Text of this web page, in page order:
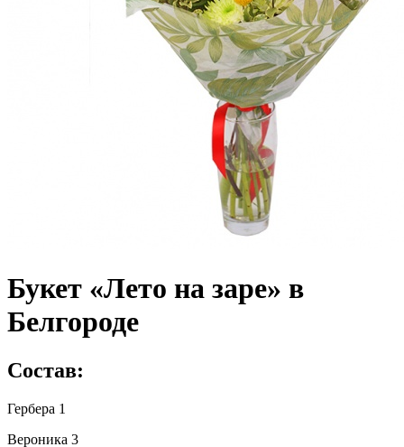
Букет «Лето на заре» в
Белгороде
Состав:
Гербера 1
Вероника 3